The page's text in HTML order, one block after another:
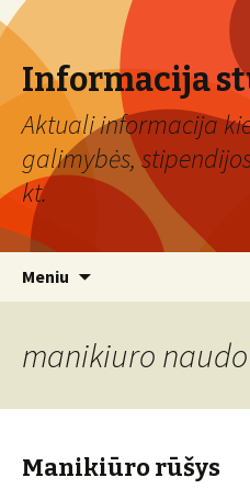
Informacija
Aktuali informacija
galimybės,
kt.
Meniu
manikiuro
Manikiūro rūšys